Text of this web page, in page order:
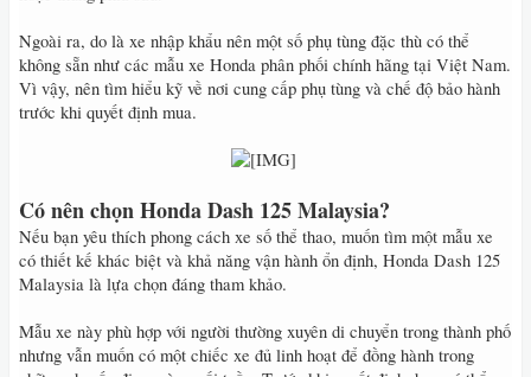
Ngoài ra, do là xe nhập khẩu nên một số phụ tùng đặc thù có thể
không sẵn như các mẫu xe Honda phân phối chính hãng tại Việt Nam.
Vì vậy, nên tìm hiểu kỹ về nơi cung cấp phụ tùng và chế độ bảo hành
trước khi quyết định mua.
Có nên chọn Honda Dash 125 Malaysia?
Nếu bạn yêu thích phong cách xe số thể thao, muốn tìm một mẫu xe
có thiết kế khác biệt và khả năng vận hành ổn định, Honda Dash 125
Malaysia là lựa chọn đáng tham khảo.
Mẫu xe này phù hợp với người thường xuyên di chuyển trong thành phố
nhưng vẫn muốn có một chiếc xe đủ linh hoạt để đồng hành trong